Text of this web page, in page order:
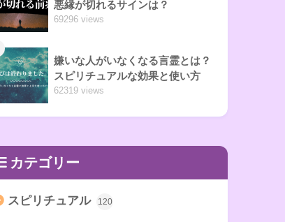
悪縁が切れるサインは？
69296 views
嫌いな人がいなくなる言霊とは？
スピリチュアルな効果と使い方
62319 views
カテゴリー
スピリチュアル 120